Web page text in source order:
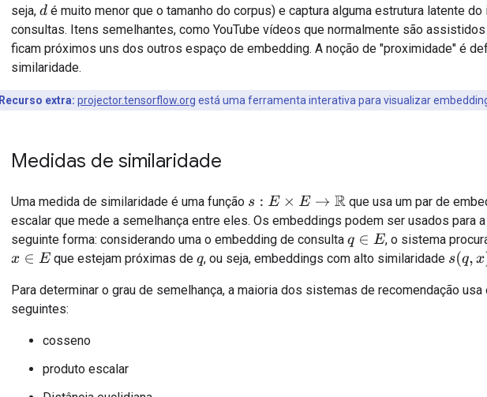
seja, d é muito menor que o tamanho do corpus) e captura alguma estrutura latente
consultas. Itens semelhantes, como YouTube vídeos que normalmente são
ficam próximos uns dos outros espaço de embedding. A noção de "proximidade" é
similaridade.
Recurso extra: projector.tensorflow.org está uma ferramenta interativa para visualizar
Medidas de similaridade
Uma medida de similaridade é uma função s E ×E→R
que usa um par de
escalar que mede a semelhança entre eles. Os embeddings podem ser usados para
seguinte forma: considerando uma o embedding de consulta q ∈E
, o sistema
x∈E que estejam próximas deq, ou seja, embeddings com alto similaridade s(q,x )
Para determinar o grau de semelhança, a maioria dos sistemas de recomendação
seguintes:
cosseno
produto escalar